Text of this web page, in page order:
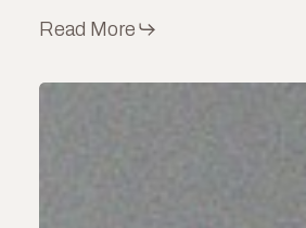
Read More